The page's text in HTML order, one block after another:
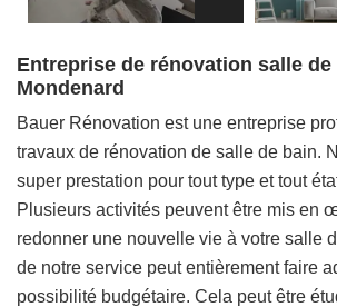
Entreprise de rénovation salle de
Mondenard
Bauer Rénovation est une entreprise
travaux de rénovation de salle de bain.
super prestation pour tout type et tout
Plusieurs activités peuvent être mis en
redonner une nouvelle vie à votre salle
de notre service peut entièrement faire
possibilité budgétaire. Cela peut être